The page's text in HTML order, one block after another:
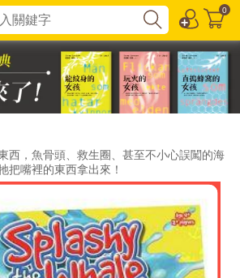
0
西，魚骨頭、救生圈、甚至不小心誤闖的海
把嘴裡的東西拿出來！